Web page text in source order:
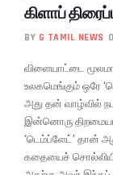
கிளாப்
BY G TAMIL NEWS
விளையாட்டை
உலகமெங்கும் ஒரே
அது தன் வாழ்வில்
இன்னொரு
‘டெம்ப்ளேட்’ தான்
கதையைச்